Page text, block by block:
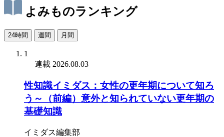
よみものランキング
24時間 週間 月間
1
連載 2026.08.03
性知識イミダス：女性の更年期について知ろ
う～（前編）意外と知られていない更年期の
基礎知識
イミダス編集部